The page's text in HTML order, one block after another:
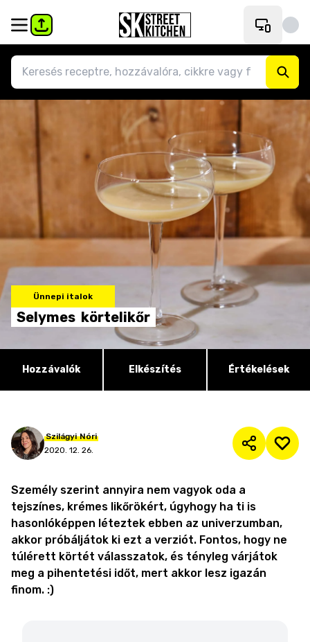
Ünnepi italok
Selymes körtelikőr
Hozzávalók Elkészítés Értékelések
Szilágyi Nóri
2020. 12. 26.
Személy szerint annyira nem vagyok oda a
tejszínes, krémes likőrökért, úgyhogy ha ti is
hasonlóképpen léteztek ebben az univerzumban,
akkor próbáljátok ki ezt a verziót. Fontos, hogy ne
túlérett körtét válasszatok, és tényleg várjátok
meg a pihentetési időt, mert akkor lesz igazán
finom. :)